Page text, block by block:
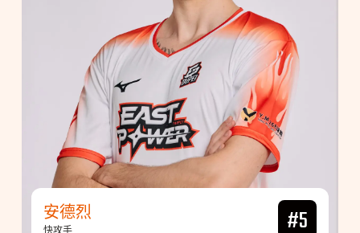
安德烈
快攻手 #5